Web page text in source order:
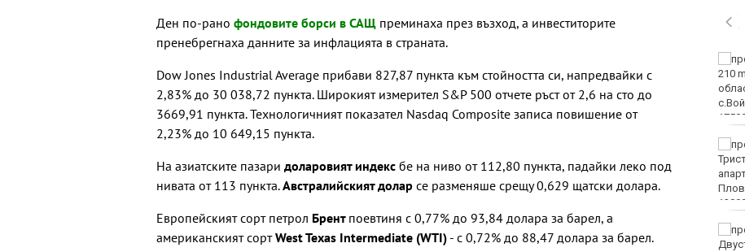
Ден по-рано фондовите борси в САЩ преминаха през възход, а инвеститорите
пренебрегнаха данните за инфлацията в страната.
Dow Jones Industrial Average прибави 827,87 пункта към стойността си, напредвайки с
2,83% до 30 038,72 пункта. Широкият измерител S&P 500 отчете ръст от 2,6 на сто до
3669,91 пункта. Технологичният показател Nasdaq Composite записа повишение от
2,23% до 10 649,15 пункта.
На азиатските пазари доларовият индекс бе на ниво от 112,80 пункта, падайки леко под
нивата от 113 пункта.Австралийският долар се разменяше срещу 0,629 щатски долара.
Европейският сорт петрол Брент поевтиня с 0,77% до 93,84 долара за барел, а
американският сортWest Texas Intermediate (WTI) - с 0,72% до 88,47 долара за барел.
очаква в събота?
ул. „Вълноломна“ в
неделя
40 пияни и дрогирани
шофьори спипа КАТ за